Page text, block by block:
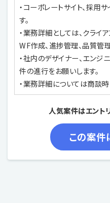
・コーポレートサイト、採用
す。
・業務詳細としては、クライ
WF作成、進捗管理、品質管
・社内のデザイナー、エン
件の進行をお願いします。
・業務詳細については商談時
人気案件はエント